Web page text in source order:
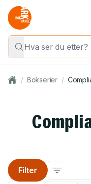
/ Bokserier /
Filter